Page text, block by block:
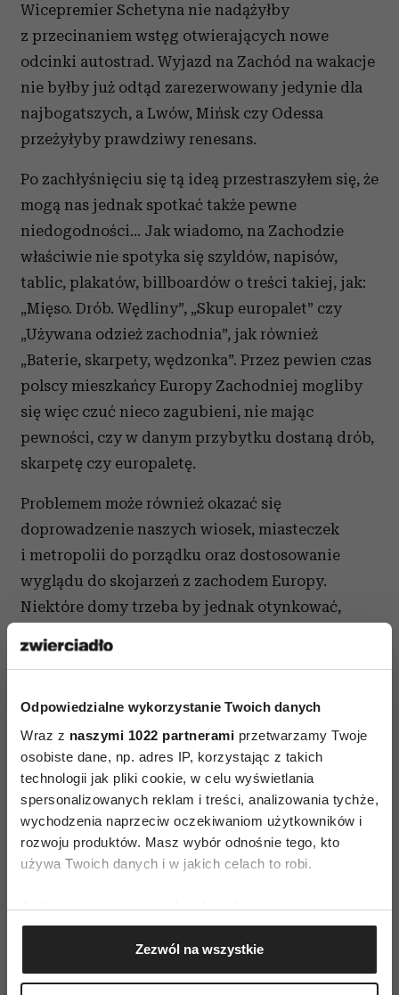
Odpowiedzialne wykorzystanie Twoich danych
Wraz z naszymi 1022 partnerami przetwarzamy Twoje
osobiste dane, np. adres IP, korzystając z takich
technologii jak pliki cookie, w celu wyświetlania
spersonalizowanych reklam i treści, analizowania tychże,
wychodzenia naprzeciw oczekiwaniom użytkowników i
rozwoju produktów. Masz wybór odnośnie tego, kto
używa Twoich danych i w jakich celach to robi.
Jeśli wyrazisz na to zgodę, chcielibyśmy również:
Gromadzić dane dotyczące Twojej lokalizacji
geograficznej z dokładnością nawet do kilku metrów
Identyfikować Twoje urządzenie, aktywnie
Zezwól na wszystkie
Wicepremier Schetyna nie nadążyłby
z przecinaniem wstęg otwierających nowe
odcinki autostrad. Wyjazd na Zachód na wakacje
nie byłby już odtąd zarezerwowany jedynie dla
najbogatszych, a Lwów, Mińsk czy Odessa
przeżyłyby prawdziwy renesans.
Po zachłyśnięciu się tą ideą przestraszyłem się, że
mogą nas jednak spotkać także pewne
niedogodności… Jak wiadomo, na Zachodzie
właściwie nie spotyka się szyldów, napisów,
tablic, plakatów, billboardów o treści takiej, jak:
„Mięso. Drób. Wędliny”, „Skup europalet” czy
„Używana odzież zachodnia”, jak również
„Baterie, skarpety, wędzonka”. Przez pewien czas
polscy mieszkańcy Europy Zachodniej mogliby
się więc czuć nieco zagubieni, nie mając
pewności, czy w danym przybytku dostaną drób,
skarpetę czy europaletę.
Problemem może również okazać się
doprowadzenie naszych wiosek, miasteczek
i metropolii do porządku oraz dostosowanie
wyglądu do skojarzeń z zachodem Europy.
Niektóre domy trzeba by jednak otynkować,
feministkach, które nie zechcą rodzić polskich
dzieci, o dzikich hordach kolorowej imigracji,
która zaleje nasze polskie fabryki, stocznie
i kopalnie, o tym, że być może po takim fakcie
Polak będzie musiał czytać od prawej do lewej,
a w końcu o tradycyjnych polskich weselach po
homoseksualnych ślubach, doszedłem do
wniosku, że nasz biedny statystyczny Kowalski,
w swoim zatynkowanym domu, z europaletą